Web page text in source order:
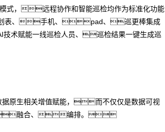
式，远程协作和智能巡检均作为标准化功能
划表、手机、pad、巡更棒集成
赋能一线巡检人员、巡检结果一键生成巡
原生相关增值赋能，而不仅仅是数据可视
、融合、编排。